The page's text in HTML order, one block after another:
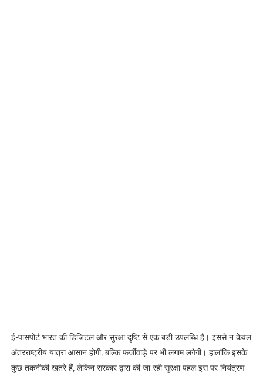
ई-पासपोर्ट भारत की डिजिटल और सुरक्षा दृष्टि से एक बड़ी उपलब्धि है। इससे न केवल
अंतरराष्ट्रीय यात्रा आसान होगी, बल्कि फर्जीवाड़े पर भी लगाम लगेगी। हालांकि इसके
कुछ तकनीकी खतरे हैं, लेकिन सरकार द्वारा की जा रही सुरक्षा पहल इस पर नियंत्रण